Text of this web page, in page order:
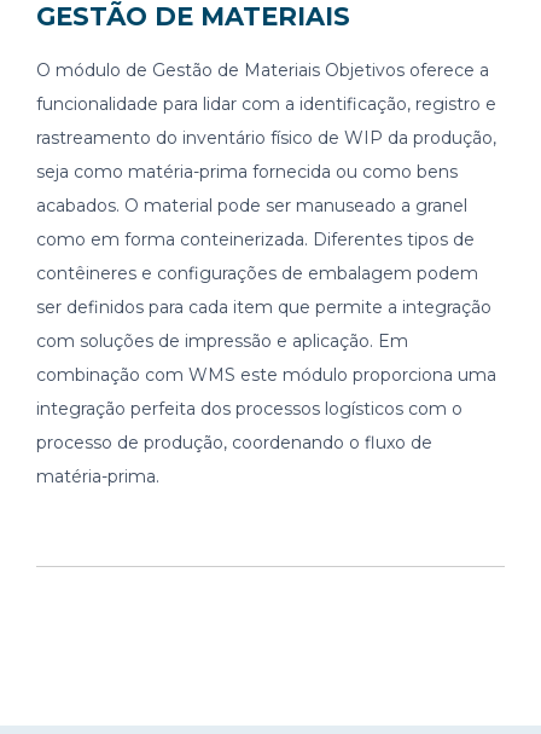
GESTÃO DE MATERIAIS
O módulo de Gestão de Materiais Objetivos oferece a
funcionalidade para lidar com a identificação, registro e
rastreamento do inventário físico de WIP da produção,
seja como matéria-prima fornecida ou como bens
acabados. O material pode ser manuseado a granel
como em forma conteinerizada. Diferentes tipos de
contêineres e configurações de embalagem podem
ser definidos para cada item que permite a integração
com soluções de impressão e aplicação. Em
combinação com WMS este módulo proporciona uma
integração perfeita dos processos logísticos com o
processo de produção, coordenando o fluxo de
matéria-prima.